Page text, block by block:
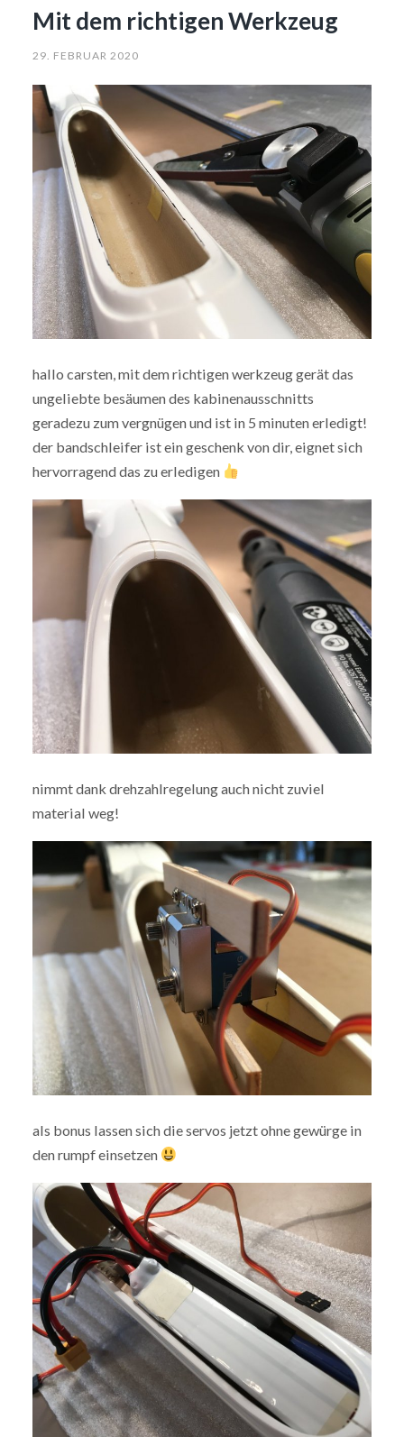
Mit dem richtigen Werkzeug
29. FEBRUAR 2020
hallo carsten, mit dem richtigen werkzeug gerät das
ungeliebte besäumen des kabinenausschnitts
geradezu zum vergnügen und ist in 5 minuten erledigt!
der bandschleifer ist ein geschenk von dir, eignet sich
hervorragend das zu erledigen
nimmt dank drehzahlregelung auch nicht zuviel
material weg!
als bonus lassen sich die servos jetzt ohne gewürge in
den rumpf einsetzen